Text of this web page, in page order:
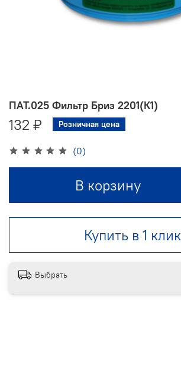
(0)
ПАТ.025 Фильтр Бриз 2201(К1)
132 ₽ Розничная цена
В корзину
Купить в 1 клик
Выбрать